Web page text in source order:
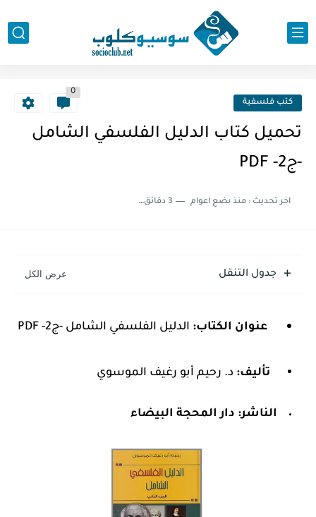
كتب فلسفية
0
تحميل كتاب الدليل الفلسفي الشامل
-ج2- PDF
اخر تحديث :منذ بضع اعوام 3 دقائق للقراءة
جدول التنقل
عنوان الكتاب: الدليل الفلسفي الشامل -ج2- PDF
تأليف: د. رحيم أبو رغيف الموسوي
الناشر: دار المحجة البيضاء